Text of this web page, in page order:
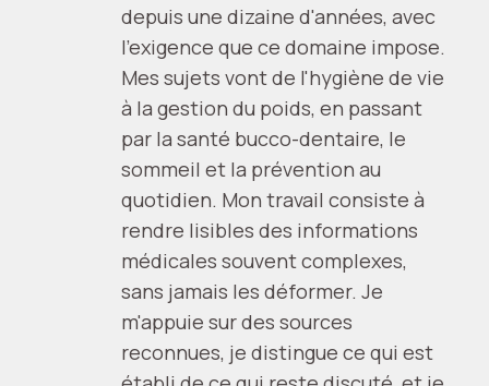
depuis une dizaine d'années, avec
l'exigence que ce domaine impose.
Mes sujets vont de l'hygiène de vie
à la gestion du poids, en passant
par la santé bucco-dentaire, le
sommeil et la prévention au
quotidien. Mon travail consiste à
rendre lisibles des informations
médicales souvent complexes,
sans jamais les déformer. Je
m'appuie sur des sources
reconnues, je distingue ce qui est